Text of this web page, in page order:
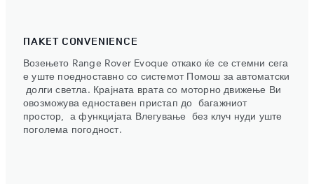
ПАКЕТ CONVENIENCE
Возењето Range Rover Evoque откако ќе се стемни сега
е уште поедноставно со системот Помош за автоматски
долги светла. Крајната врата со моторно движење Ви
овозможува едноставен пристап до багажниот
простор, а функцијата Влегување без клуч нуди уште
поголема погодност.